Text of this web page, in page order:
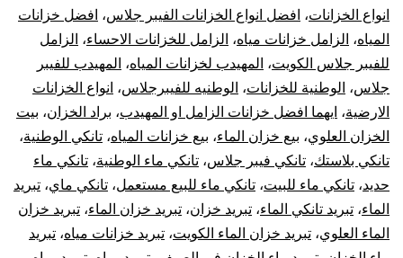
انواع الخزانات، افضل انواع الخزانات الفيبر جلاس، افضل خزانات
المياه، الزامل خزانات مياه، الزامل للخزانات الاحساء، الزامل
للفيبر جلاس الكويت، المهيدب لخزانات المياه، المهيدب للفيبر
جلاس، الوطنية للخزانات، الوطنيه للفيبرجلاس، انواع الخزانات
الارضية، ايهما افضل خزانات الزامل او المهيدب، براد الخزان، بيت
الخزان العلوي، بيع خزان الماء، بيع خزانات المياه، تانكي الوطنية،
تانكي بلاستك، تانكي فيبر جلاس، تانكي ماء الوطنية، تانكي ماء
حديد، تانكي ماء للبيت، تانكي ماء للبيع مستعمل، تانكي ماي، تبريد
الماء، تبريد تانكي الماء، تبريد خزان، تبريد خزان الماء، تبريد خزان
الماء العلوي، تبريد خزان الماء الكويت، تبريد خزانات مياه، تبريد